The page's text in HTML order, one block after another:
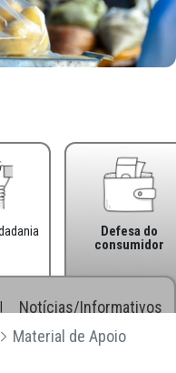
Defesa do
consumidor
Notícias/Informativos
Material de Apoio